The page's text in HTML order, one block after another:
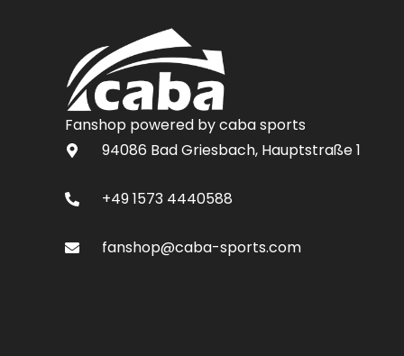
Fanshop powered by caba sports
94086 Bad Griesbach, Hauptstraße 1
+49 1573 4440588
fanshop@caba-sports.com